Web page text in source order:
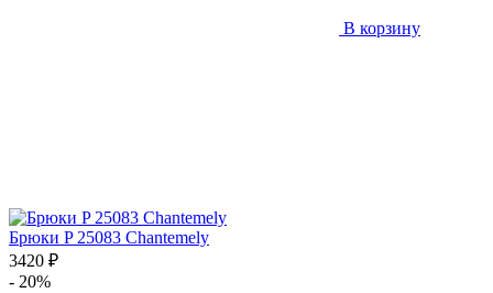
В корзину
Брюки P 25083 Chantemely
3420 ₽
- 20%